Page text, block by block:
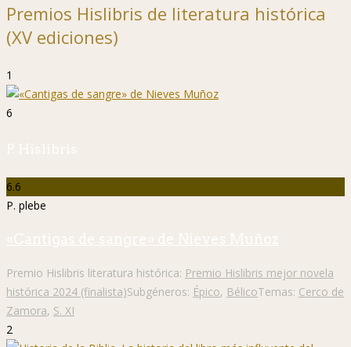
Premios Hislibris de literatura histórica
(XV ediciones)
1
6
P. Hislibris
6.6
P. plebe
«Cantigas de sangre» de Nieves Muñoz
Premio Hislibris literatura histórica: Premio Hislibris mejor novela
histórica 2024 (finalista)Subgéneros: Épico, BélicoTemas: Cerco de
Zamora, S. XI
2